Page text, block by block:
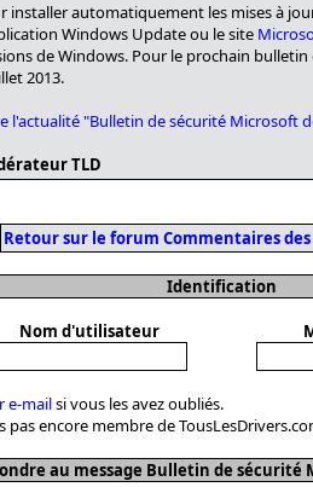
installer automatiquement les mises à
Windows Update ou le site
de Windows. Pour le prochain
2013.
l'actualité "Bulletin de sécurité Microsoft
TLD
Retour sur le forum Commentaires
Identification
Nom d'utilisateur
e-mailsi vous les avez oubliés.
pas encore membre de
au message Bulletin de sécurité